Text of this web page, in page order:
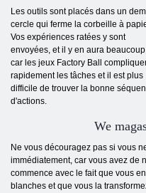
Les outils sont placés dans un
cercle qui ferme la corbeille à
Vos expériences ratées y sont
envoyées, et il y en aura
car les jeux Factory Ball
rapidement les tâches et il est plus
difficile de trouver la bonne
d'actions.
We
Ne vous découragez pas si vous
immédiatement, car vous avez de
commence avec le fait que vous
blanches et que vous la